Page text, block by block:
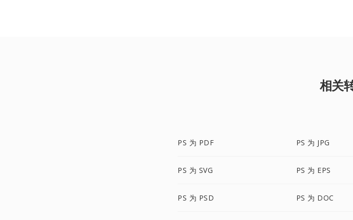
相关
PS 为 PDF PS 为 JPG
PS 为 SVG PS 为 EPS
PS 为 PSD PS 为 DOC